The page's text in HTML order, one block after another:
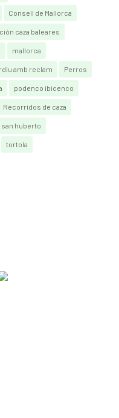
Consell de Mallorca
caza baleares
mallorca
amb reclam Perros
podenco ibicenco
Recorridos de caza
san huberto
tortola